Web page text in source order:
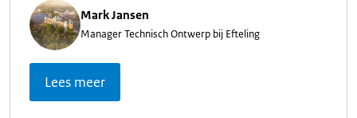
Mark Jansen
Manager Technisch Ontwerp bij Efteling
Lees meer